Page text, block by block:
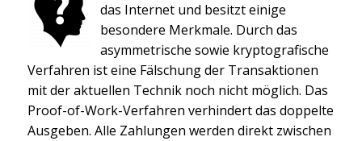
das Internet und besitzt einige
besondere Merkmale. Durch das
asymmetrische sowie kryptografische
Verfahren ist eine Fälschung der Transaktionen
mit der aktuellen Technik noch nicht möglich. Das
Proof-of-Work-Verfahren verhindert das doppelte
Ausgeben. Alle Zahlungen werden direkt zwischen